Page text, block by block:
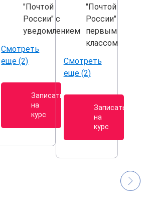
"Почтой
России" с
уведомлением
Смотреть
еще (2)
Записаться
на
курс
"Почтой
России"
первым
классом
Смотреть
еще (2)
Записаться
на
курс